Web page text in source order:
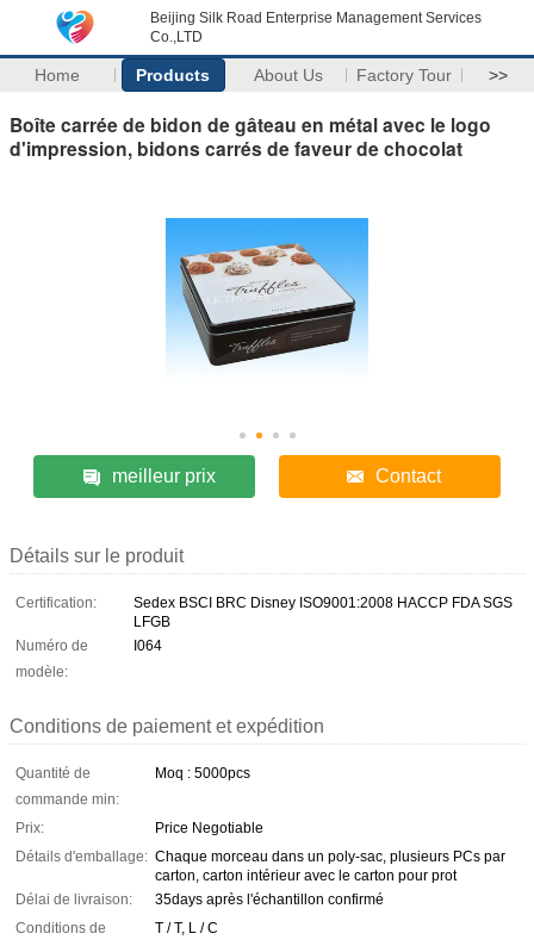
Beijing Silk Road Enterprise Management Services
Co.,LTD
Home Products About Us Factory Tour >>
Boîte carrée de bidon de gâteau en métal avec le logo
d'impression, bidons carrés de faveur de chocolat
meilleur prix Contact
Détails sur le produit
Certification:
Sedex BSCI BRC Disney ISO9001:2008 HACCP FDA SGS
LFGB
Numéro de
modèle:
I064
Conditions de paiement et expédition
Quantité de
commande min:
Moq : 5000pcs
Prix:
Price Negotiable
Détails d'emballage: Chaque morceau dans un poly-sac, plusieurs PCs par
carton, carton intérieur avec le carton pour prot
Délai de livraison:
35days après l'échantillon confirmé
Conditions de
T / T, L / C